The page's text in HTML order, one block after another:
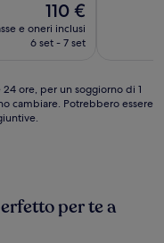
Il
prezzo
attuale
110 €
e oneri inclusi
6 set - 7 set
ore, per un soggiorno di 1
cambiare. Potrebbero essere
per te a